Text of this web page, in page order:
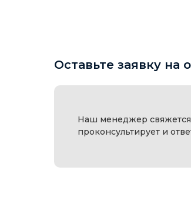
Наш менеджер свяжется
проконсультирует и
Оставьте заявку на